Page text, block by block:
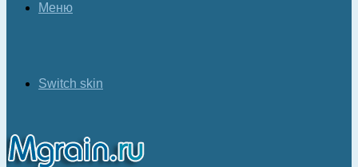
Меню
Switch skin